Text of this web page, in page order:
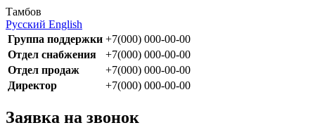
Тамбов
Русский English
Группа поддержки +7(000) 000-00-00
Отдел снабжения
+7(000) 000-00-00
Отдел продаж
+7(000) 000-00-00
Директор
+7(000) 000-00-00
Заявка на звонок